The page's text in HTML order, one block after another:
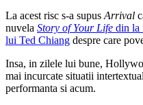
La acest risc s-a supus Arrival
nuvela Story of Your Life din la
lui Ted Chiang despre care
Insa, in zilele lui bune,
mai incurcate situatii
performanta si acum.